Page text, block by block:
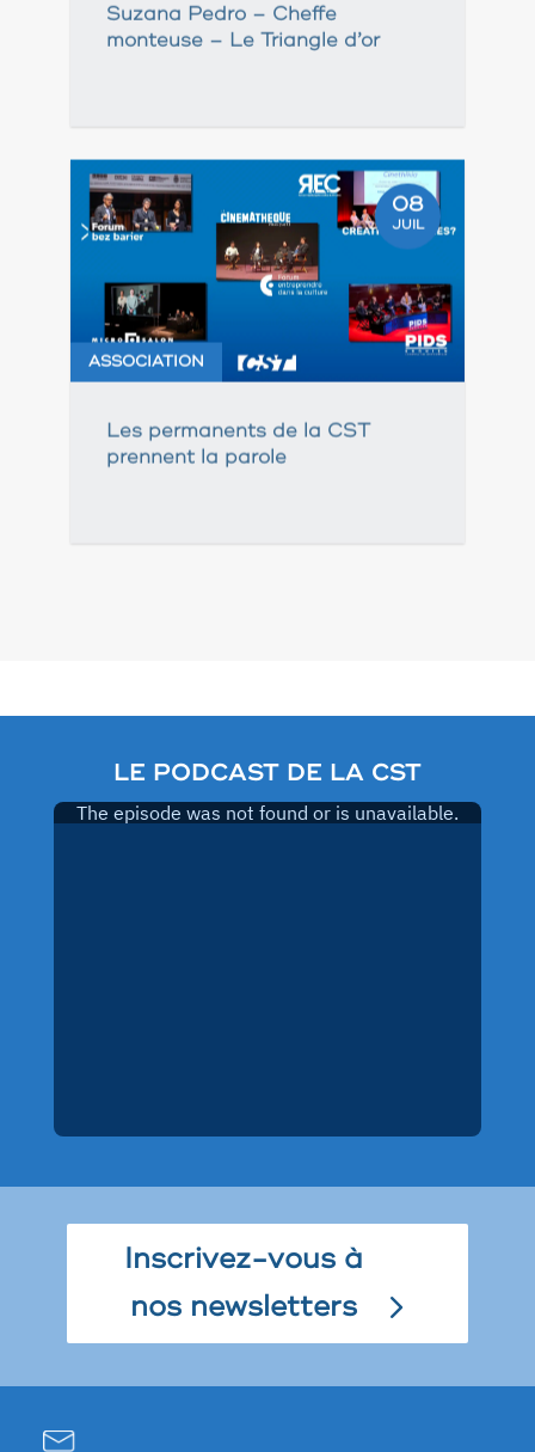
Suzana Pedro – Cheffe
monteuse – Le Triangle d’or
08
JUIL
ASSOCIATION
Les permanents de la CST
prennent la parole
LE PODCAST DE LA CST
Inscrivez-vous à
nos newsletters